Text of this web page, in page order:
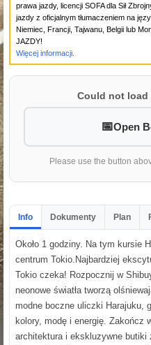
prawa jazdy, licencji SOFA dla Sił
jazdy z oficjalnym tłumaczeniem na
Niemiec, Francji, Tajwanu, Belgii lub
JAZDY!
Więcej informacji.
Could not
Open
Please use the button
Info Dokumenty Plan
Około 1 godziny. Na tym kursie
centrum Tokio.Najbardziej
Tokio czeka! Rozpocznij w
neonowe światła tworzą
modne boczne uliczki Harajuku,
kolory, modę i energię. Zakończ
architektura i ekskluzywne butiki